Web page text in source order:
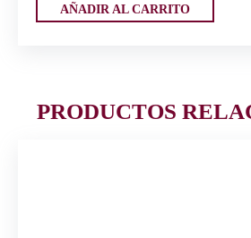
AÑADIR AL CARRITO
PRODUCTOS